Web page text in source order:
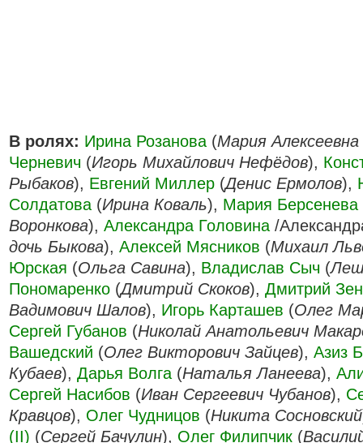
В ролях: Ирина Розанова (Мария Алексеевна
Черневич (Игорь Михайлович Нефёдов),
Рыбаков), Евгений Миллер (Денис Ермолов),
Солдатова (Ирина Коваль), Мария Берсенева
Воронкова), Александра Головина /
дочь Быкова), Алексей Мясников (Михаил
Юрская (Ольга Савина), Владислав Сыч (
Пономаренко (Дмитрий Скоков), Дмитрий
Вадимович Шалов), Игорь Карташев (Олег
Сергей Губанов (Николай Анатольевич
Вашедский (Олег Викторович Зайцев), Азиз
Кубаев), Дарья Волга (Наталья Ланеева),
Сергей Насибов (Иван Сергеевич Чубанов),
Кравцов), Олег Чудницов (Никита Сосновский
(II) (Сергей Бачулин), Олег Филипчик (